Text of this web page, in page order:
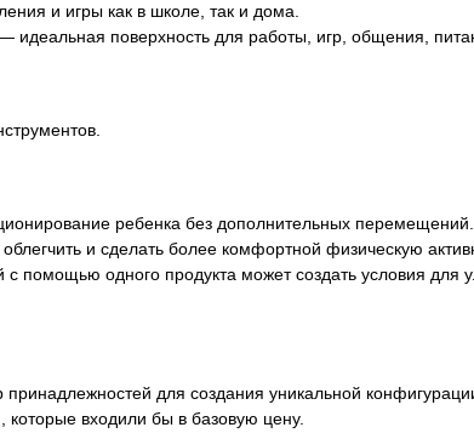
и игры как в школе, так и дома.
идеальная поверхность для работы, игр, общения,
ребенка без дополнительных перемещений.
и сделать более комфортной физическую
помощью одного продукта может создать условия для
для создания уникальной
которые входили бы в базовую цену.